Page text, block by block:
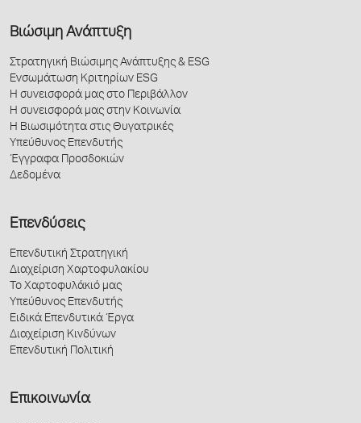
Βιώσιμη Ανάπτυξη
Στρατηγική Βιώσιμης Ανάπτυξης & ESG
Ενσωμάτωση Κριτηρίων ESG
Η συνεισφορά μας στο Περιβάλλον
Η συνεισφορά μας στην Κοινωνία
Η Βιωσιμότητα στις Θυγατρικές
Υπεύθυνος Επενδυτής
Έγγραφα Προσδοκιών
Δεδομένα
Επενδύσεις
Επενδυτική Στρατηγική
Διαχείριση Χαρτοφυλακίου
Το Χαρτοφυλάκιό μας
Υπεύθυνος Επενδυτής
Ειδικά Επενδυτικά Έργα
Διαχείριση Κινδύνων
Επενδυτική Πολιτική
Επικοινωνία